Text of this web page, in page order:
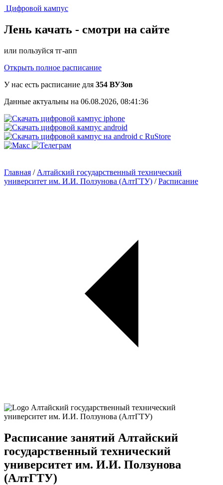
Цифровой кампус
Лень качать - смотри на сайте
или пользуйся тг-апп
Открыть полное расписание
У нас есть расписание для 354 ВУЗов
Данные актуальны на 06.08.2026, 08:41:36
Главная / Алтайский государственный технический
университет им. И.И. Ползунова (АлтГТУ) /Расписание
Расписание занятий Алтайский
государственный технический
университет им. И.И. Ползунова
(АлтГТУ)